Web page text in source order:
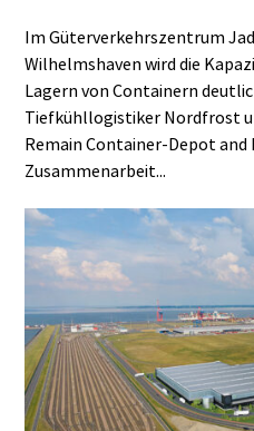
Im Güterverkehrszentrum
Wilhelmshaven wird die
Lagern von Containern
Tiefkühllogistiker Nordfrost
Remain Container-Depot and
Zusammenarbeit...